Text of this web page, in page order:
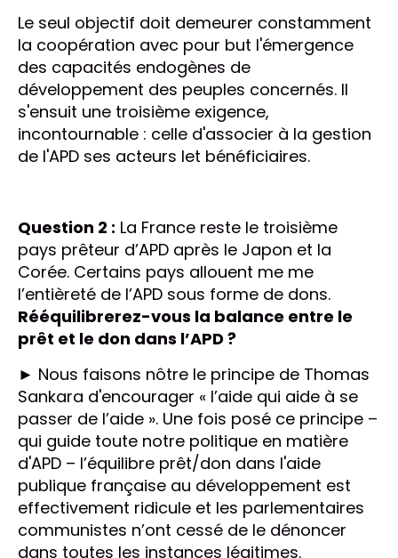
Le seul objectif doit demeurer constamment
la coopération avec pour but l'émergence
des capacités endogènes de
développement des peuples concernés. Il
s'ensuit une troisième exigence,
incontournable : celle d'associer à la gestion
de l'APD ses acteurs let bénéficiaires.
Question 2 : La France reste le troisième
pays prêteur d’APD après le Japon et la
Corée. Certains pays allouent me me
l’entièreté de l’APD sous forme de dons.
Rééquilibrerez-vous la balance entre le
prêt et le don dans l’APD ?
► Nous faisons nôtre le principe de Thomas
Sankara d'encourager « l’aide qui aide à se
passer de l’aide ». Une fois posé ce principe –
qui guide toute notre politique en matière
d'APD – l’équilibre prêt/don dans l'aide
publique française au développement est
effectivement ridicule et les parlementaires
communistes n’ont cessé de le dénoncer
dans toutes les instances légitimes.